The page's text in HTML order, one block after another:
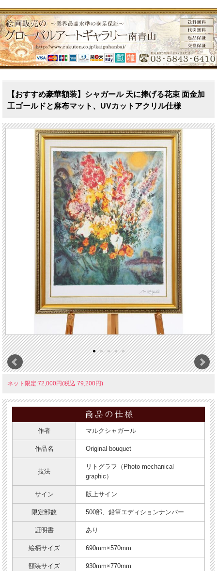
【おすすめ豪華額装】シャガール 天に捧げる花束 面金加
工ゴールドと麻布マット、UVカットアクリル仕様
ネット限定:72,000円(税込 79,200円)
作者 マルクシャガール
作品名 Original bouquet
技法
リトグラフ（Photo mechanical
graphic）
サイン 版上サイン
限定部数 500部、鉛筆エディションナンバー
証明書 あり
絵柄サイズ 690mm×570mm
額装サイズ 930mm×770mm